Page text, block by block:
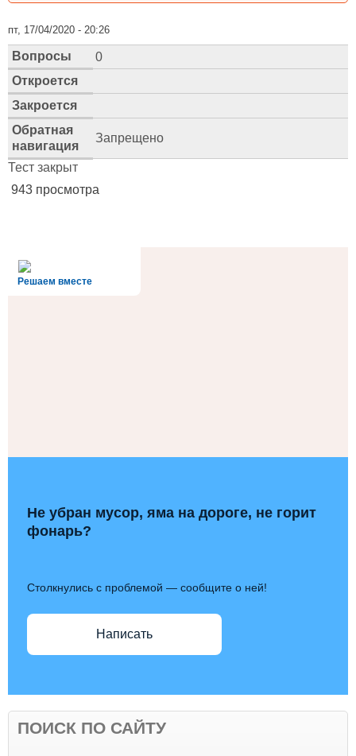
пт, 17/04/2020 - 20:26
Вопросы
0
Откроется
Закроется
Обратная
навигация
Запрещено
Тест закрыт
943 просмотра
Решаем вместе
Не убран мусор, яма на дороге, не горит
фонарь?
Столкнулись с проблемой — сообщите о ней!
Написать
ПОИСК ПО САЙТУ